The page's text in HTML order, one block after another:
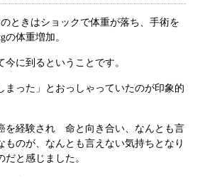
ときはショックで体重が落ち、手術を
の体重増加。
に到るということです。
まった」とおっしゃっていたのが印象的
経験され 命と向き合い、なんとも言
ものが、なんとも言えない気持ちとなり
と感じました。